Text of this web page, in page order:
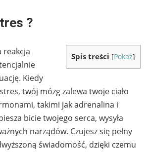
?
Spis treści [Pokaż]
reakcja
Kiedy
twój mózg zalewa twoje ciało
takimi jak adrenalina i
bicie twojego serca, wysyła
narządów. Czujesz się pełny
świadomość, dzięki czemu